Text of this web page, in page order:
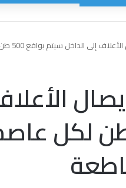
سيتم بواقع 500 طن لكل عاصمة جهوية و 200 طن لكل مقاطعة